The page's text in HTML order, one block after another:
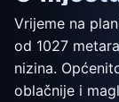
Vrijeme na
od 1027
nizina.
oblačnije i